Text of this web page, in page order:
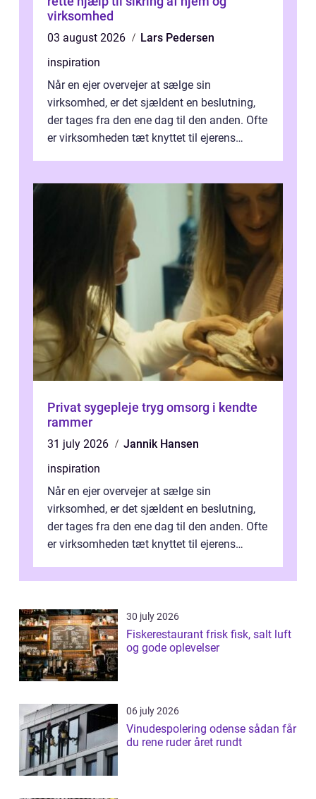
virksomhed
03 august 2026
Lars Pedersen
inspiration
Når en ejer overvejer at sælge sin
virksomhed, er det sjældent en beslutning,
der tages fra den ene dag til den anden. Ofte
er virksomheden tæt knyttet til ejerens
Privat sygepleje tryg omsorg i kendte
rammer
31 july 2026
Jannik Hansen
inspiration
Når en ejer overvejer at sælge sin
virksomhed, er det sjældent en beslutning,
der tages fra den ene dag til den anden. Ofte
er virksomheden tæt knyttet til ejerens
30 july 2026
Fiskerestaurant frisk fisk, salt luft
og gode oplevelser
06 july 2026
Vinudespolering odense sådan får
du rene ruder året rundt